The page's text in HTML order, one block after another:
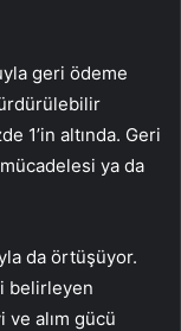
geri ödeme
1’in altında. Geri
ya da
da örtüşüyor.
belirleyen
alım gücü